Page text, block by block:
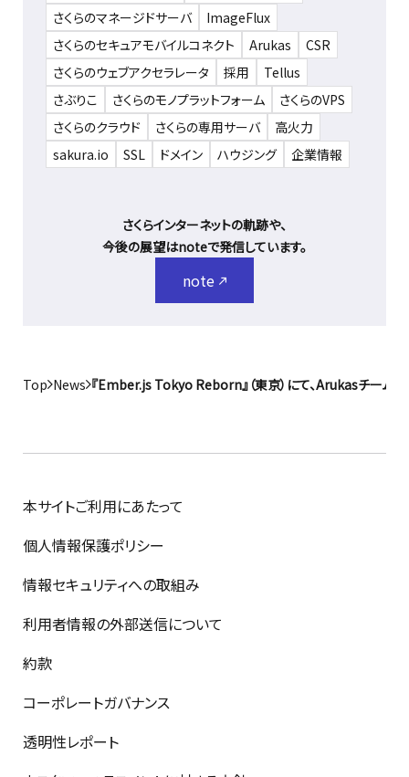
さくらのマネージドサーバ
ImageFlux
さくらのセキュアモバイルコネクト
Arukas
CSR
さくらのウェブアクセラレータ
採用
Tellus
さぶりこ
さくらのモノプラットフォーム
さくらのVPS
さくらのクラウド
さくらの専用サーバ
高火力
sakura.io
SSL ドメイン ハウジング 企業情報
さくらインターネットの軌跡や、
今後の展望はnoteで発信しています。
note
Top News 『Ember.js Tokyo Reborn』（東京）にて、Arukasチーム
本サイトご利用にあたって
個人情報保護ポリシー
情報セキュリティへの取組み
利用者情報の外部送信について
約款
コーポレートガバナンス
透明性レポート